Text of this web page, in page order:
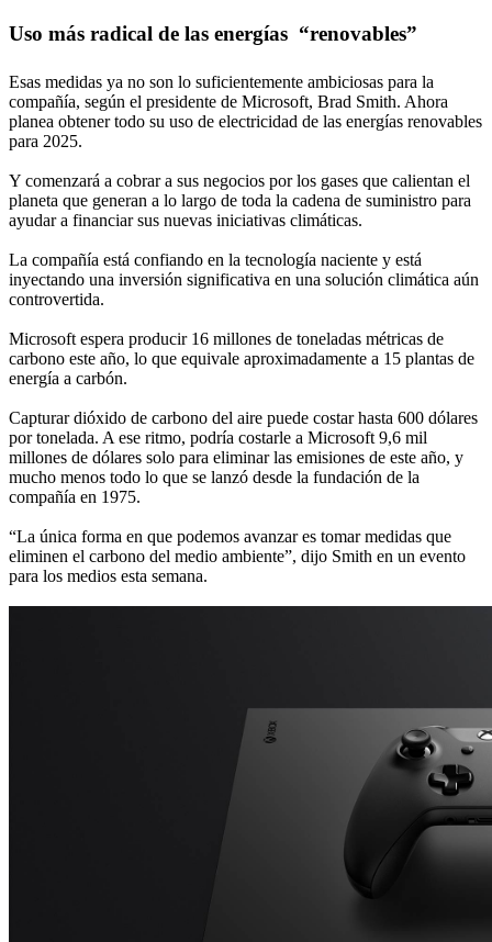
Uso más radical de las energías “renovables”
Esas medidas ya no son lo suficientemente ambiciosas para la
compañía, según el presidente de Microsoft, Brad Smith. Ahora
planea obtener todo su uso de electricidad de las energías renovables
para 2025.
Y comenzará a cobrar a sus negocios por los gases que calientan el
planeta que generan a lo largo de toda la cadena de suministro para
ayudar a financiar sus nuevas iniciativas climáticas.
La compañía está confiando en la tecnología naciente y está
inyectando una inversión significativa en una solución climática aún
controvertida.
Microsoft espera producir 16 millones de toneladas métricas de
carbono este año, lo que equivale aproximadamente a 15 plantas de
energía a carbón.
Capturar dióxido de carbono del aire puede costar hasta 600 dólares
por tonelada. A ese ritmo, podría costarle a Microsoft 9,6 mil
millones de dólares solo para eliminar las emisiones de este año, y
mucho menos todo lo que se lanzó desde la fundación de la
compañía en 1975.
“La única forma en que podemos avanzar es tomar medidas que
eliminen el carbono del medio ambiente”, dijo Smith en un evento
para los medios esta semana.